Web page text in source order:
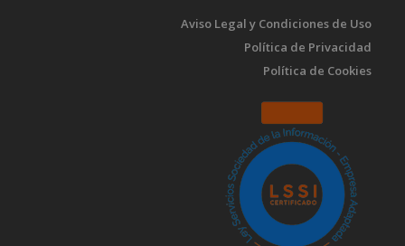
Aviso Legal y Condiciones de Uso
Política de Privacidad
Política de Cookies